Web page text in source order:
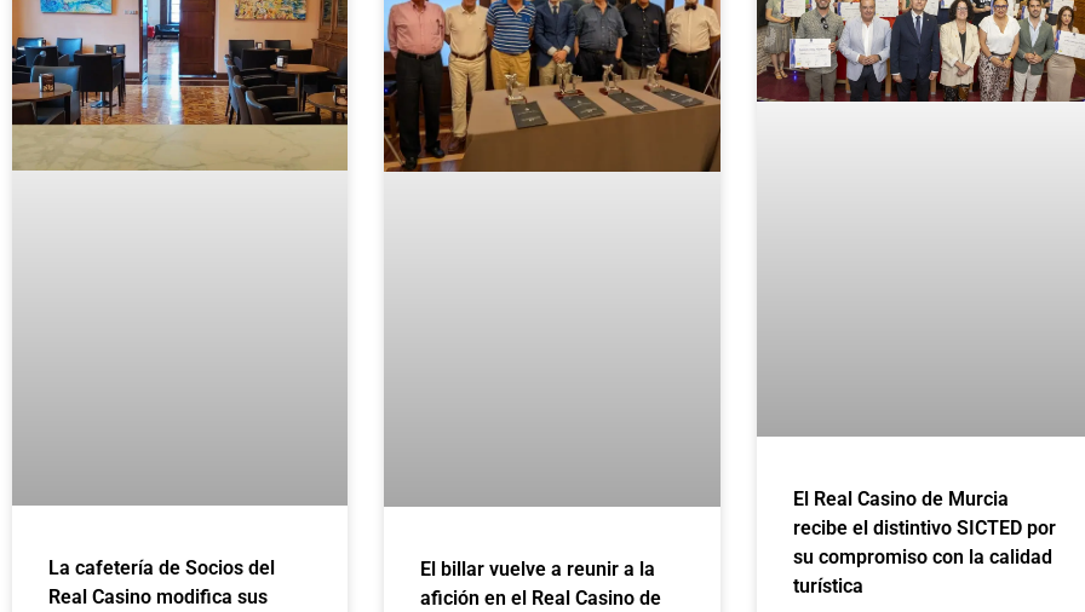
La cafetería de Socios del
Real Casino modifica sus
El billar vuelve a reunir a la
afición en el Real Casino de
El Real Casino de Murcia
recibe el distintivo SICTED por
su compromiso con la calidad
turística